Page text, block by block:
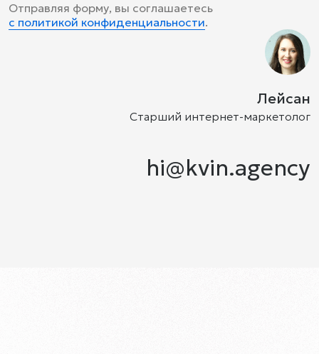
Отправляя форму, вы соглашаетесь
с политикой конфиденциальности.
Лейсан
Старший интернет-маркетолог
hi@kvin.agency